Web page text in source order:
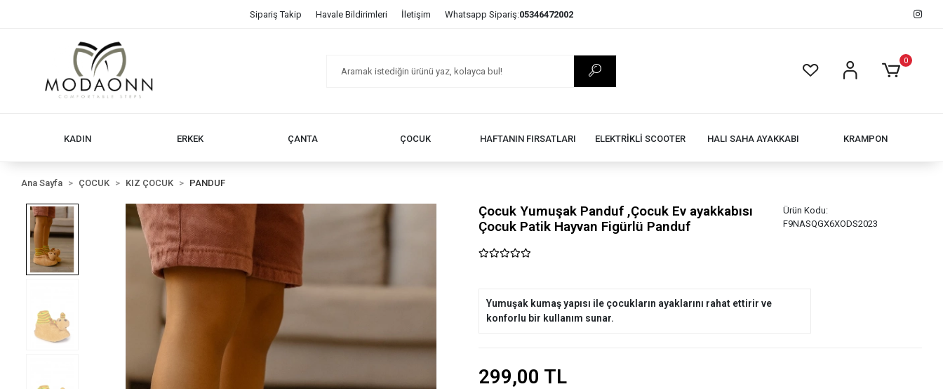
Sipariş Takip Havale Bildirimleri İletişim Whatsapp Sipariş:05346472002
0
KADIN ERKEK ÇANTA ÇOCUK HAFTANIN FIRSATLARI ELEKTRİKLİ SCOOTER HALI SAHA AYAKKABI KRAMPON
Ana Sayfa ÇOCUK KIZ ÇOCUK PANDUF
Çocuk Yumuşak Panduf ,Çocuk Ev ayakkabısı
Çocuk Patik Hayvan Figürlü Panduf
Ürün Kodu:
F9NASQGX6XODS2023
Yumuşak kumaş yapısı ile çocukların ayaklarını rahat ettirir ve
konforlu bir kullanım sunar.
299,00 TL